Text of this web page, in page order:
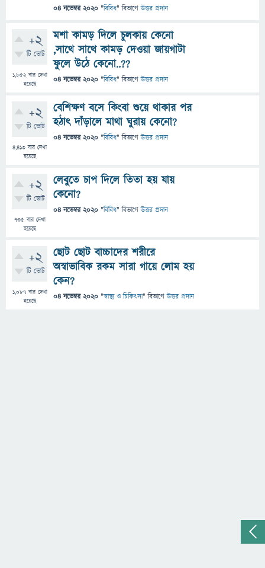
04 নভেম্বর 2020 "বিবিধ" বিভাগে উত্তর প্রদান
+2
টি ভোট
1,852বার দেখা
হয়েছে
মশা কামড় দিলে চুলকায় কেনো
,সাথে সাথে কামড় দেওয়া জায়গাটা
ফুলে উঠে কেনো..??
04 নভেম্বর 2020 "বিবিধ" বিভাগে উত্তর প্রদান
+2
টি ভোট
4,413 বার দেখা
হয়েছে
বেশিক্ষণ বসে কিংবা শুয়ে থাকার পর
হঠাৎ দাঁড়ালে মাথা ঘুরায় কেনো?
04 নভেম্বর 2020 "বিবিধ" বিভাগে উত্তর প্রদান
+2
টি ভোট
735বার দেখা
হয়েছে
লেবুতে চাপ দিলে তিতা হয় যায়
কেনো?
04 নভেম্বর 2020 "বিবিধ" বিভাগে উত্তর প্রদান
+2
টি ভোট
1,087বার দেখা
হয়েছে
ছোট ছোট বাচ্চাদের শরীরে
অস্বাভাবিক রকম সারা গায়ে লোম হয়
কেন?
04 নভেম্বর 2020 "স্বাস্থ্য ও চিকিৎসা" বিভাগে উত্তর প্রদান